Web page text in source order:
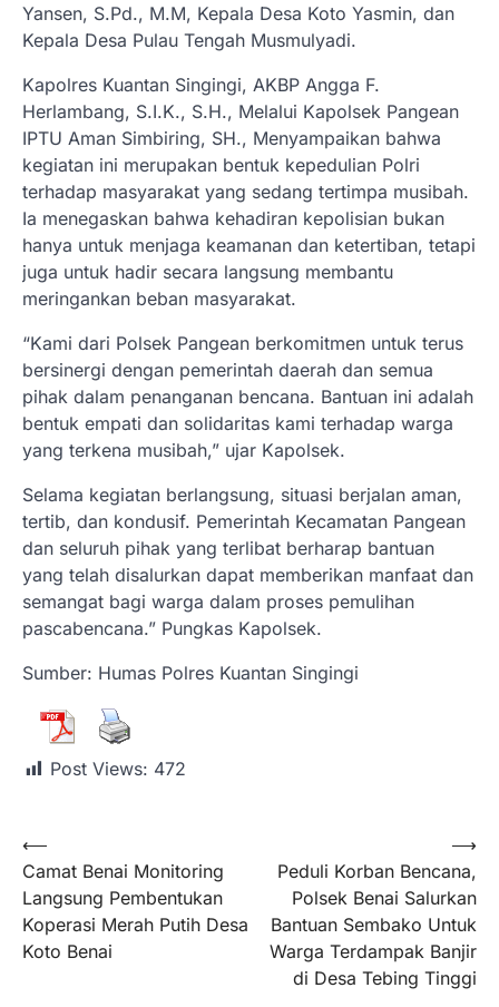
Yansen, S.Pd., M.M, Kepala Desa Koto Yasmin, dan
Kepala Desa Pulau Tengah Musmulyadi.
Kapolres Kuantan Singingi, AKBP Angga F.
Herlambang, S.I.K., S.H., Melalui Kapolsek Pangean
IPTU Aman Simbiring, SH., Menyampaikan bahwa
kegiatan ini merupakan bentuk kepedulian Polri
terhadap masyarakat yang sedang tertimpa musibah.
Ia menegaskan bahwa kehadiran kepolisian bukan
hanya untuk menjaga keamanan dan ketertiban, tetapi
juga untuk hadir secara langsung membantu
meringankan beban masyarakat.
“Kami dari Polsek Pangean berkomitmen untuk terus
bersinergi dengan pemerintah daerah dan semua
pihak dalam penanganan bencana. Bantuan ini adalah
bentuk empati dan solidaritas kami terhadap warga
yang terkena musibah,” ujar Kapolsek.
Selama kegiatan berlangsung, situasi berjalan aman,
tertib, dan kondusif. Pemerintah Kecamatan Pangean
dan seluruh pihak yang terlibat berharap bantuan
yang telah disalurkan dapat memberikan manfaat dan
semangat bagi warga dalam proses pemulihan
pascabencana.” Pungkas Kapolsek.
Sumber: Humas Polres Kuantan Singingi
Post Views: 472
⟵
Camat Benai Monitoring
Langsung Pembentukan
Koperasi Merah Putih Desa
Koto Benai
Peduli Korban Bencana,
Polsek Benai Salurkan
Bantuan Sembako Untuk
Warga Terdampak Banjir
di Desa Tebing Tinggi
⟶